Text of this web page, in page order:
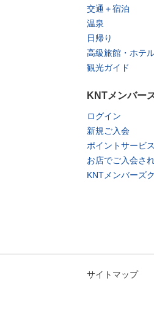
交通＋宿泊
温泉
日帰り
高級旅館・ホテ
観光ガイド
KNTメンバー
ログイン
新規ご入会
ポイントサービス
お店でご入会さ
KNTメンバーズ
サイトマップ